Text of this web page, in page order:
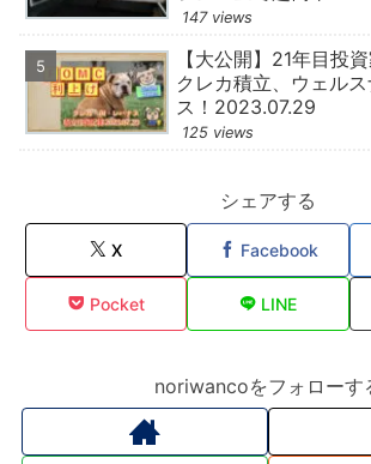
147 views
【大公開】21年目投
クレカ積立、ウェル
ス！2023.07.29
125 views
シェアする
X Facebook
Pocket LINE
noriwancoをフォローす